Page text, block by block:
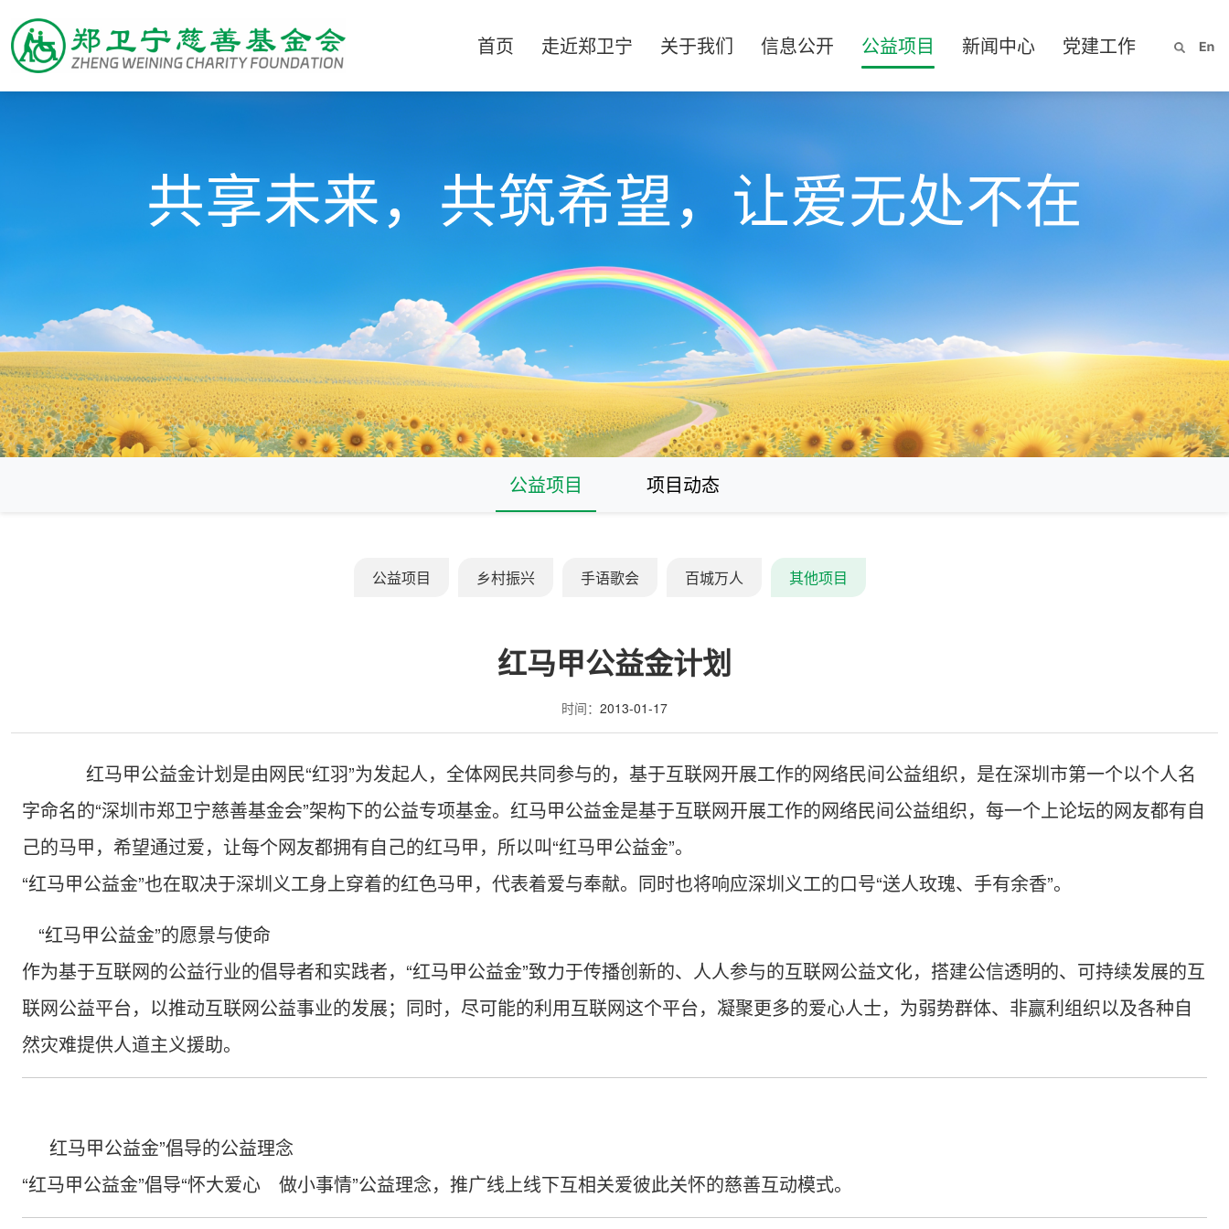
首页 走近郑卫宁 关于我们 信息公开 公益项目 新闻中心 党建工作
公益项目 项目动态
公益项目 乡村振兴 手语歌会 百城万人 其他项目
红马甲公益金计划
时间： 2013-01-17
红马甲公益金计划是由网民“红羽”为发起人，全体网民共同参与的，基于互联网开展工作的网络民间公益组织，是在深圳市第一个以个人名
字命名的“深圳市郑卫宁慈善基金会”架构下的公益专项基金。红马甲公益金是基于互联网开展工作的网络民间公益组织，每一个上论坛的网友都有自
己的马甲，希望通过爱，让每个网友都拥有自己的红马甲，所以叫“红马甲公益金”。
“红马甲公益金”也在取决于深圳义工身上穿着的红色马甲，代表着爱与奉献。同时也将响应深圳义工的口号“送人玫瑰、手有余香”。
“红马甲公益金”的愿景与使命
作为基于互联网的公益行业的倡导者和实践者，“红马甲公益金”致力于传播创新的、人人参与的互联网公益文化，搭建公信透明的、可持续发展的互
联网公益平台，以推动互联网公益事业的发展；同时，尽可能的利用互联网这个平台，凝聚更多的爱心人士，为弱势群体、非赢利组织以及各种自
然灾难提供人道主义援助。
红马甲公益金”倡导的公益理念
“红马甲公益金”倡导“怀大爱心 做小事情”公益理念，推广线上线下互相关爱彼此关怀的慈善互动模式。